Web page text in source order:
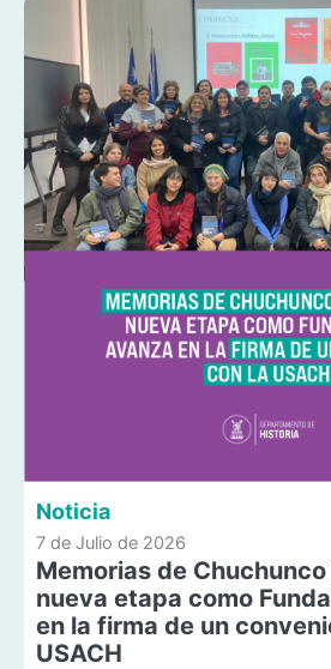
Noticia
7 de Julio de 2026
Memorias de
nueva etapa como
en la firma de un
USACH